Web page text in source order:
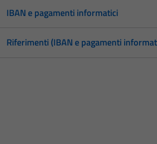
IBAN e pagamenti informatici
Riferimenti (IBAN e pagamenti